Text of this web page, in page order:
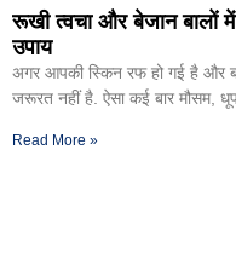
रूखी त्वचा और बेजान बालों
उपाय
अगर आपकी स्किन रफ हो गई है और
जरूरत नहीं है. ऐसा कई बार मौसम,
Read More »